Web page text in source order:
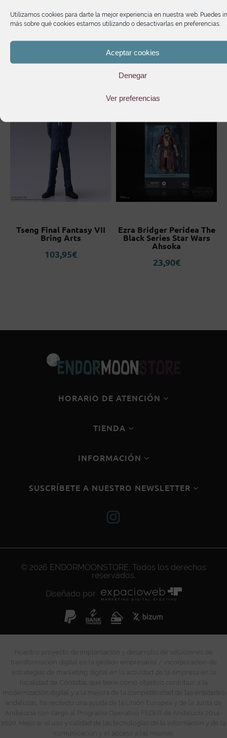
Utilizamos cookies para darte la mejor experiencia en nuestra web. Puedes
más sobre qué cookies estamos utilizando o desactivarlas en preferencias.
Aceptar cookies
Denegar
Ver preferencias
Te puede interesar
Tseng Final Fantasy VII
Bring Arts
103,95€
Ezra Bridger Peridea The
Black Series Star Wars
Ahsoka
23,90€
HORARIO DE ATENCIÓN
TIENDA
INFORMACIÓN
SUSCRÍBETE A NUESTRO NEWSLETTER
© 2026 ENDORMOONSTORE. Todos los derechos
reservados.
Diseñado por